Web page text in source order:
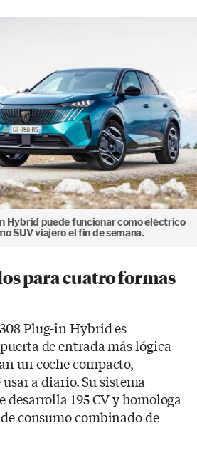
Hybrid puede funcionar como eléctrico
SUV viajero el fin de semana.
para cuatro formas
Plug-in Hybrid es
de entrada más lógica
un coche compacto,
a diario. Su sistema
195 CV y homologa
consumo combinado de